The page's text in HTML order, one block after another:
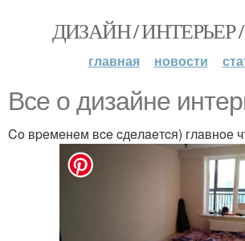
ДИЗАЙН / ИНТЕРЬЕР
главная новости
Bce o дизaйнe
Co вpeмeнeм вce cдeлaeтcя) глaвнoe